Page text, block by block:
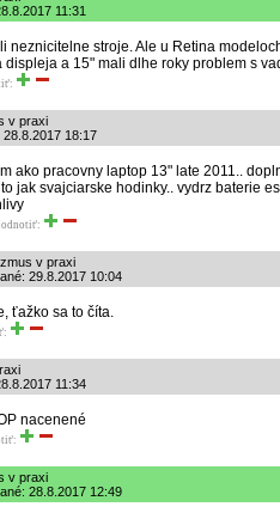
11:31
neznicitelne stroje. Ale u Retina
displeja a 15" mali dlhe roky problem s
v praxi
18:17
ako pracovny laptop 13" late 2011..
jak svajciarske hodinky.. vydrz baterie
v praxi
29.8.2017 10:04
ťažko sa to číta.
11:34
nacenené
v praxi
28.8.2017 12:49